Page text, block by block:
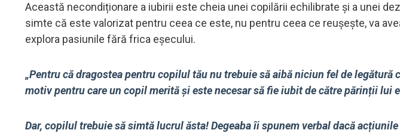
Această necondiționare a iubirii este cheia unei copilării echilibrate și a unei
simte că este valorizat pentru ceea ce este, nu pentru ceea ce reușește, va
explora pasiunile fără frica eșecului.
„Pentru că dragostea pentru copilul tău nu trebuie să aibă niciun fel de
motiv pentru care un copil merită și este necesar să fie iubit de către părinții lui
Dar, copilul trebuie să simtă lucrul ăsta! Degeaba îi spunem verbal dacă